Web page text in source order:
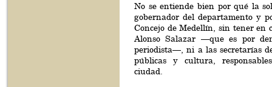
No se entiende bien por qué la
gobernador del departamento y
Concejo de Medellín, sin tener en
Alonso Salazar —que es por
periodista—, ni a las secretarías
públicas y cultura,
ciudad.